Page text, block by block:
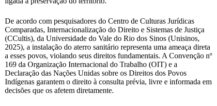
De acordo com pesquisadores do Centro de Culturas Jurídicas
Comparadas, Internacionalização do Direito e Sistemas de Justiça
(CCultis), da Universidade do Vale do Rio dos Sinos (Unisinos,
2025), a instalação do aterro sanitário representa uma ameaça direta
a esses povos, violando seus direitos fundamentais. A Convenção nº
169 da Organização Internacional do Trabalho (OIT) e a
Declaração das Nações Unidas sobre os Direitos dos Povos
Indígenas garantem o direito à consulta prévia, livre e informada em
decisões que os afetem diretamente.